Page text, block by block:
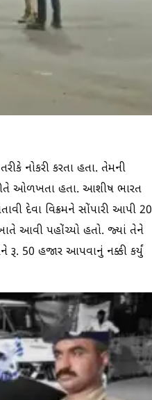
નોકરી કરતા હતા. તેમની
રીતે ઓળખતા હતા. આશીષ ભારત
દેવા વિક્રમને સોંપારી આપી 20
ખાતે આવી પહોંચ્યો હતો. જ્યાં તેને
રૂ. 50 હજાર આપવાનું નક્કી કર્યું